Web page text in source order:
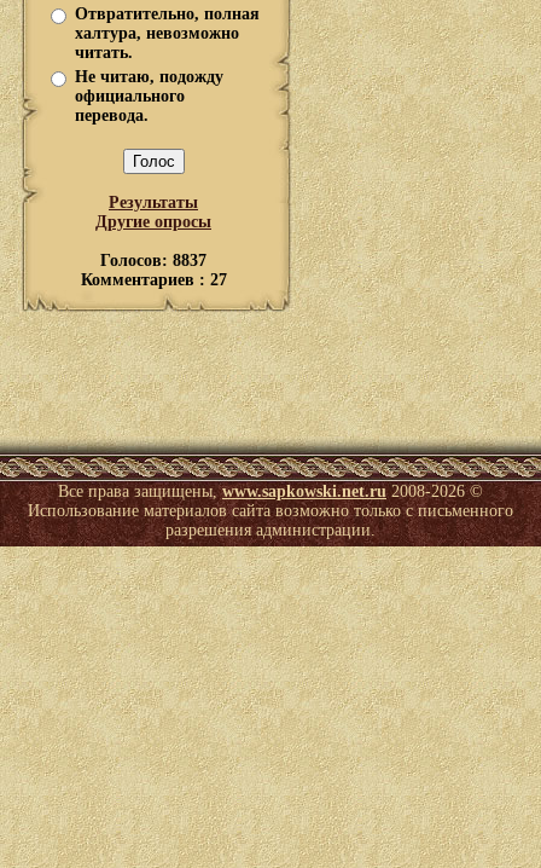
Отвратительно, полная
халтура, невозможно
читать.
Не читаю, подожду
официального
перевода.
Результаты
Другие опросы
Голосов: 8837
Комментариев : 27
Все права защищены,www.sapkowski.net.ru2008-2026 ©
Использование материалов сайта возможно только с письменного
разрешения администрации.